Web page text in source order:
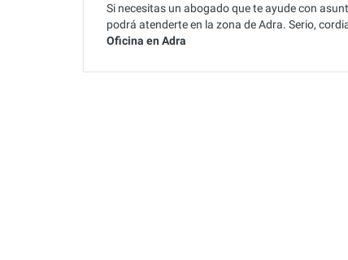
Si necesitas un abogado que te ayude con
podrá atenderte en la zona de Adra. Serio,
Oficina en Adra